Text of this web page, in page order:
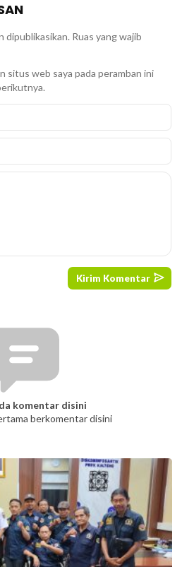
dipublikasikan. Ruas yang wajib
situs web saya pada peramban ini
komentar disini
berkomentar disini